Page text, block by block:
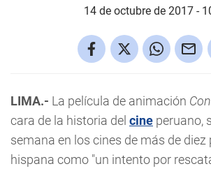
14 de octubre de 2017 -
LIMA.- La película de animación
cara de la historia del cine peruano,
semana en los cines de más de diez
hispana como "un intento por